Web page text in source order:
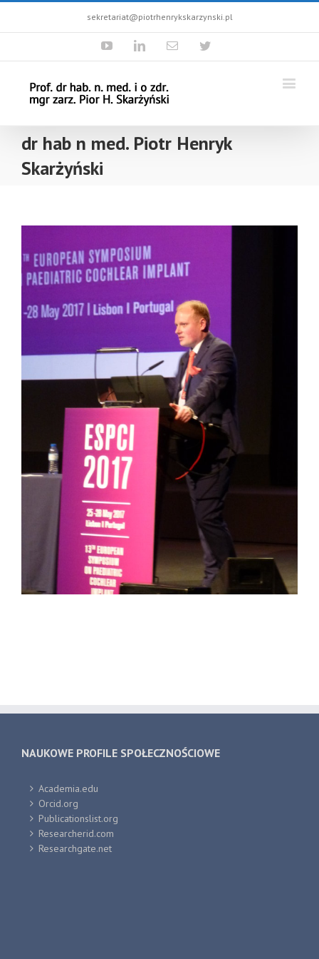
sekretariat@piotrhenrykskarzynski.pl
YoutubeLinkedinEmail Twitter
dr hab n med. Piotr Henryk
Skarżyński
NAUKOWE PROFILE SPOŁECZNOŚCIOWE
Academia.edu
Orcid.org
Publicationslist.org
Researcherid.com
Researchgate.net